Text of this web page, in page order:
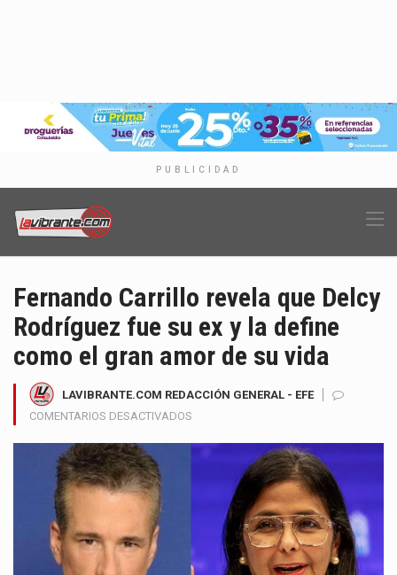
PUBLICIDAD
Fernando Carrillo revela que Delcy
Rodríguez fue su ex y la define
como el gran amor de su vida
LAVIBRANTE.COM REDACCIÓN GENERAL - EFE
COMENTARIOS DESACTIVADOS
RODRÍGUEZ
SU